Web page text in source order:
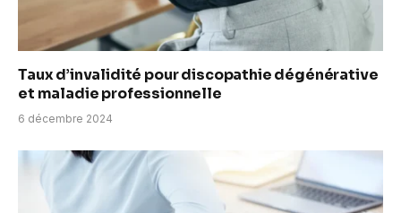
Taux d’invalidité pour discopathie dégénérative
et maladie professionnelle
6 décembre 2024